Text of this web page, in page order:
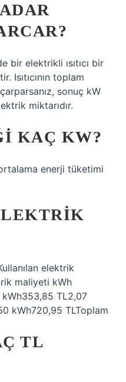
bir elektrikli ısıtıcı bir
Isıtıcının toplam
sonuç kW
miktarıdır.
KAÇ KW?
enerji tüketimi
elektrik
maliyeti kWh
TL2,07
kWh720,95 TLToplam
TL